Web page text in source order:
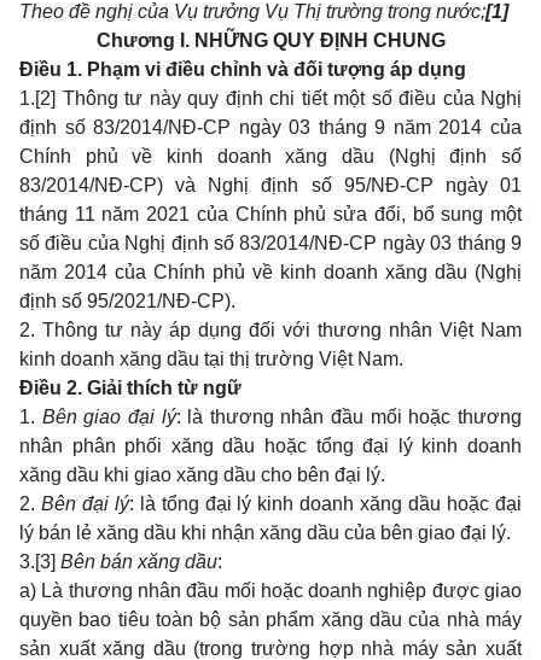
Theo đề nghị của Vụ trưởng Vụ Thị trường trong nước;[1]
Chương I. NHỮNG QUY ĐỊNH CHUNG
Điều 1. Phạm vi điều chỉnh và đối tượng áp dụng
1.[2] Thông tư này quy định chi tiết một số điều của Nghị
định số83/2014/NĐ-CP ngày 03 tháng 9 năm 2014 của
Chính phủ về kinh doanh xăng dầu (Nghị định số
83/2014/NĐ-CP) và Nghị định số 95/NĐ-CP ngày 01
tháng 11 năm 2021 của Chính phủ sửa đổi, bổ sung một
số điều của Nghị định số83/2014/NĐ-CP ngày 03 tháng 9
năm 2014 của Chính phủ về kinh doanh xăng dầu (Nghị
định số 95/2021/NĐ-CP).
2. Thông tư này áp dụng đối với thương nhân Việt Nam
kinh doanh xăng dầu tại thị trường Việt Nam.
Điều 2. Giải thích từ ngữ
1. Bên giao đại lý: là thương nhân đầu mối hoặc thương
nhân phân phối xăng dầu hoặc tổng đại lý kinh doanh
xăng dầu khi giao xăng dầu cho bên đại lý.
2. Bên đại lý: là tổng đại lý kinh doanh xăng dầu hoặc đại
lý bán lẻ xăng dầu khi nhận xăng dầu của bên giao đại lý.
3.[3] Bên bán xăng dầu:
a) Là thương nhân đầu mối hoặc doanh nghiệp được giao
quyền bao tiêu toàn bộ sản phẩm xăng dầu của nhà máy
sản xuất xăng dầu (trong trường hợp nhà máy sản xuất